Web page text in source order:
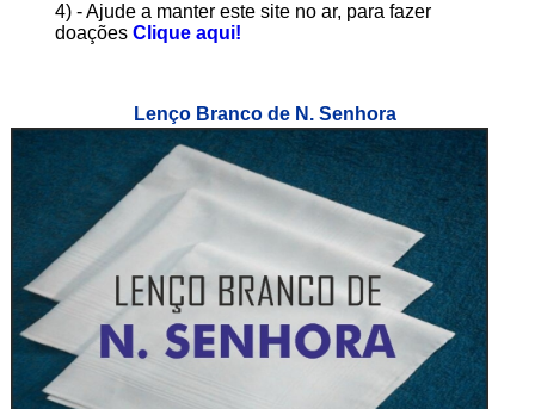
4) - Ajude a manter este site no ar, para fazer
doações Clique aqui!
Lenço Branco de N. Senhora